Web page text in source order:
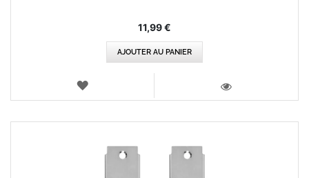
11,99 €
AJOUTER AU PANIER
AJOUTER